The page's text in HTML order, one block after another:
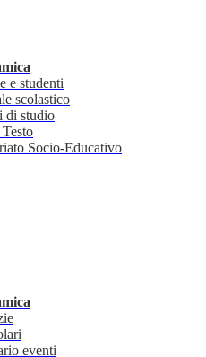
e studenti
scolastico
di studio
Socio-Educativo
eventi